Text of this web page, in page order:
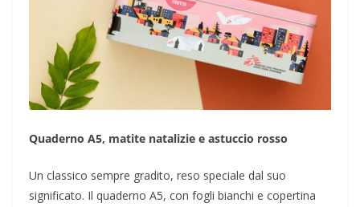
Quaderno A5, matite natalizie e astuccio rosso
Un classico sempre gradito, reso speciale dal suo
significato. Il quaderno A5, con fogli bianchi e copertina